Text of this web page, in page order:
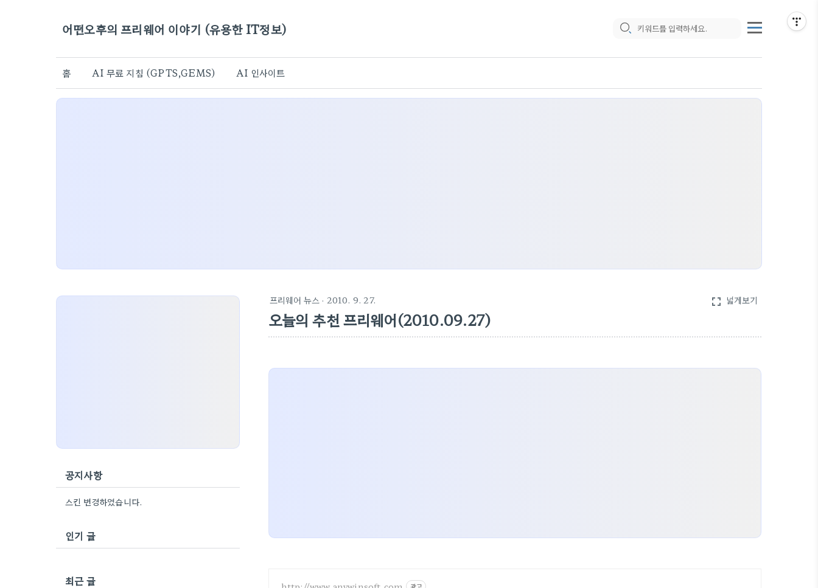
어떤오후의 프리웨어 이야기 (유용한 IT정보)
홈 AI 무료 지침 (GPTS,GEMS) AI 인사이트
프리웨어 뉴스· 2010. 9. 27. fullscreen 넓게보기
오늘의 추천 프리웨어(2010.09.27)
공지사항
스킨 변경하였습니다.
인기 글
최근 글